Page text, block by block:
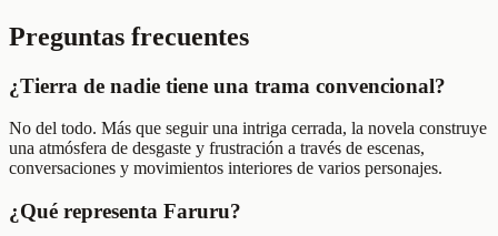
Preguntas frecuentes
¿Tierra de nadie tiene una trama convencional?
No del todo. Más que seguir una intriga cerrada, la novela construye
una atmósfera de desgaste y frustración a través de escenas,
conversaciones y movimientos interiores de varios personajes.
¿Qué representa Faruru?